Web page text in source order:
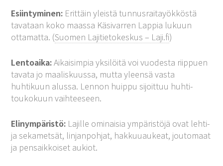
Esiintyminen: Erittäin yleistä tunnusraitayökköstä
tavataan koko maassa Käsivarren Lappia lukuun
ottamatta. (Suomen Lajitietokeskus – Laji.fi)
Lentoaika:Aikaisimpia yksilöitä voi vuodesta riippuen
tavata jo maaliskuussa, mutta yleensä vasta
huhtikuun alussa. Lennon huippu sijoittuu huhti-
toukokuun vaihteeseen.
Elinympäristö: Lajille ominaisia ympäristöjä ovat lehti-
ja sekametsät, linjanpohjat, hakkuuaukeat, joutomaat
ja pensaikkoiset aukiot.